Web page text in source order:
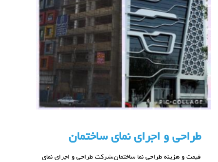
طراحی و اجرای نمای ساختمان
قیمت و هزینه طراحی نما ساختمان،شرکت طراحی و اجرای نمای